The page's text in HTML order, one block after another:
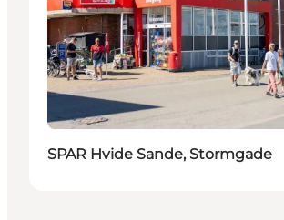
SPAR Hvide Sande, Stormgade